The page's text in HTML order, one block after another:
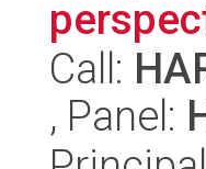
Call:
, Panel: